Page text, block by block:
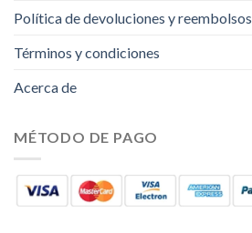
Política de devoluciones y reembolsos
Términos y condiciones
Acerca de
MÉTODO DE PAGO